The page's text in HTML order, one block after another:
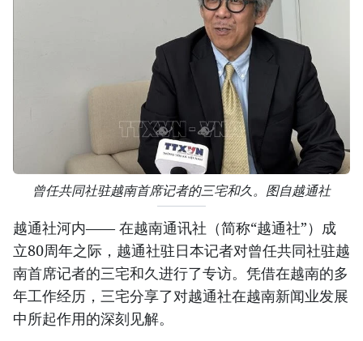
曾任共同社驻越南首席记者的三宅和久。图自越通社
越通社河内—— 在越南通讯社（简称“越通社”）成
立80周年之际，越通社驻日本记者对曾任共同社驻越
南首席记者的三宅和久进行了专访。凭借在越南的多
年工作经历，三宅分享了对越通社在越南新闻业发展
中所起作用的深刻见解。